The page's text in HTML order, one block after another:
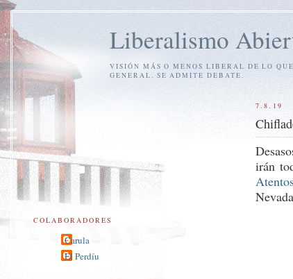
Liberalismo
VISIÓN MÁS O MENOS LIBERAL DE LO
GENERAL. SE ADMITE DEBATE.
7.8.19
irán
COLABORADORES
Carula
El Perdíu